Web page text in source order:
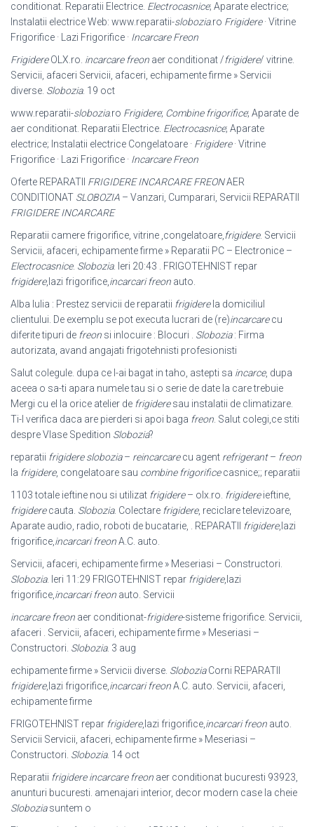
conditionat. Reparatii Electrice. Electrocasnice; Aparate electrice;
Instalatii electrice Web: www. reparatii-slobozia.ro Frigidere· Vitrine
Frigorifice · Lazi Frigorifice · Incarcare Freon
FrigidereOLX.ro. incarcare freon aer conditionat /frigidere/ vitrine.
Servicii, afaceri Servicii, afaceri, echipamente firme » Servicii
diverse. Slobozia. 19 oct
www.reparatii-slobozia.ro Frigidere; Combine frigorifice; Aparate de
aer conditionat. Reparatii Electrice. Electrocasnice; Aparate
electrice; Instalatii electrice Congelatoare · Frigidere· Vitrine
Frigorifice · Lazi Frigorifice · Incarcare Freon
Oferte REPARATII FRIGIDERE INCARCARE FREONAER
CONDITIONAT SLOBOZIA – Vanzari, Cumparari, Servicii REPARATII
FRIGIDERE INCARCARE
Reparatii camere frigorifice, vitrine ,congelatoare, frigidere. Servicii
Servicii, afaceri, echipamente firme » Reparatii PC – Electronice –
Electrocasnice. Slobozia. Ieri 20:43 . FRIGOTEHNIST repar
frigidere,lazi frigorifice, incarcari freon auto.
Alba Iulia : Prestez servicii de reparatii frigiderela domiciliul
clientului. De exemplu se pot executa lucrari de (re)incarcarecu
diferite tipuri de freon si inlocuire : Blocuri . Slobozia: Firma
autorizata, avand angajati frigotehnisti profesionisti
Salut colegule. dupa ce l-ai bagat in taho, astepti sa incarce, dupa
aceea o sa-ti apara numele tau si o serie de date la care trebuie
Mergi cu el la orice atelier de frigideresau instalatii de climatizare.
Ti-l verifica daca are pierderi si apoi baga freon . Salut colegi,ce stiti
despre Vlase Spedition Slobozia?
reparatii frigidere slobozia– reincarcarecu agent refrigerant– freon
la frigidere, congelatoare sau combine frigorificecasnice;; reparatii
1103 totale ieftine nou si utilizat frigidere– olx.ro. frigidereieftine,
frigiderecauta. Slobozia. Colectare frigidere, reciclare televizoare,
Aparate audio, radio, roboti de bucatarie, . REPARATII
frigidere,lazi
frigorifice, incarcari freonA.C. auto.
Servicii, afaceri, echipamente firme » Meseriasi – Constructori.
Slobozia. Ieri 11:29 FRIGOTEHNIST repar frigidere,lazi
frigorifice, incarcari freon auto. Servicii
incarcare freon aer conditionat-frigidere-sisteme frigorifice. Servicii,
afaceri . Servicii, afaceri, echipamente firme » Meseriasi –
Constructori. Slobozia. 3 aug
echipamente firme » Servicii diverse. SloboziaCorni REPARATII
frigidere, lazi frigorifice, incarcari freonA.C. auto. Servicii, afaceri,
echipamente firme
FRIGOTEHNIST repar frigidere,lazi frigorifice, incarcari freon auto.
Servicii Servicii, afaceri, echipamente firme » Meseriasi –
Constructori. Slobozia. 14 oct
Reparatii frigidere incarcare freon aer conditionat bucuresti 93923,
anunturi bucuresti. amenajari interior, decor modern case la cheie
Sloboziasuntem o